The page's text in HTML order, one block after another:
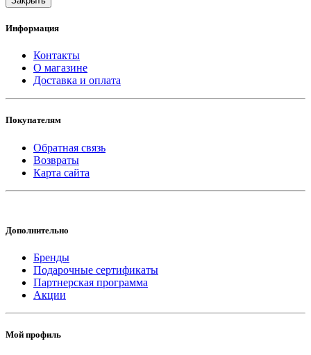
Информация
Контакты
О магазине
Доставка и оплата
Покупателям
Обратная связь
Возвраты
Карта сайта
Дополнительно
Бренды
Подарочные сертификаты
Партнерская программа
Акции
Мой профиль